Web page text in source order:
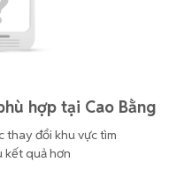
hợp tại Cao Bằng
thay đổi khu vực tìm
kết quả hơn